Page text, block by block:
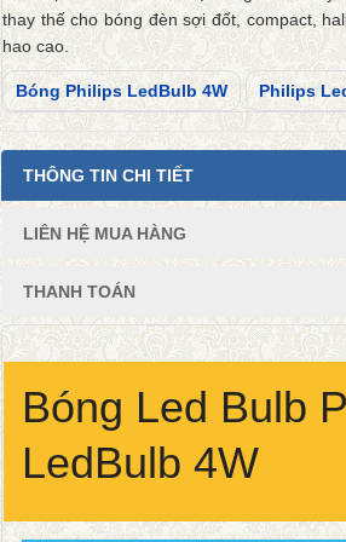
thay thế cho bóng đèn sợi đốt, compact,
hao cao.
Bóng Philips LedBulb 4W Philips
THÔNG TIN CHI TIẾT
LIÊN HỆ MUA HÀNG
THANH TOÁN
Bóng Led Bulb
LedBulb 4W